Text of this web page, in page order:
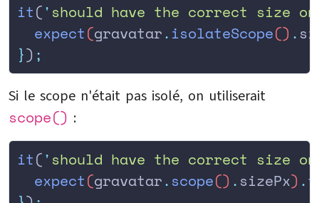
it(' should have the correct size on
  expect
(gravatar. isolateScope() .
}) ;
Si le scope n'était pas isolé, on utiliserait
scope() :
it(' should have the correct size on
  expect
(gravatar. scope() . sizePx) .